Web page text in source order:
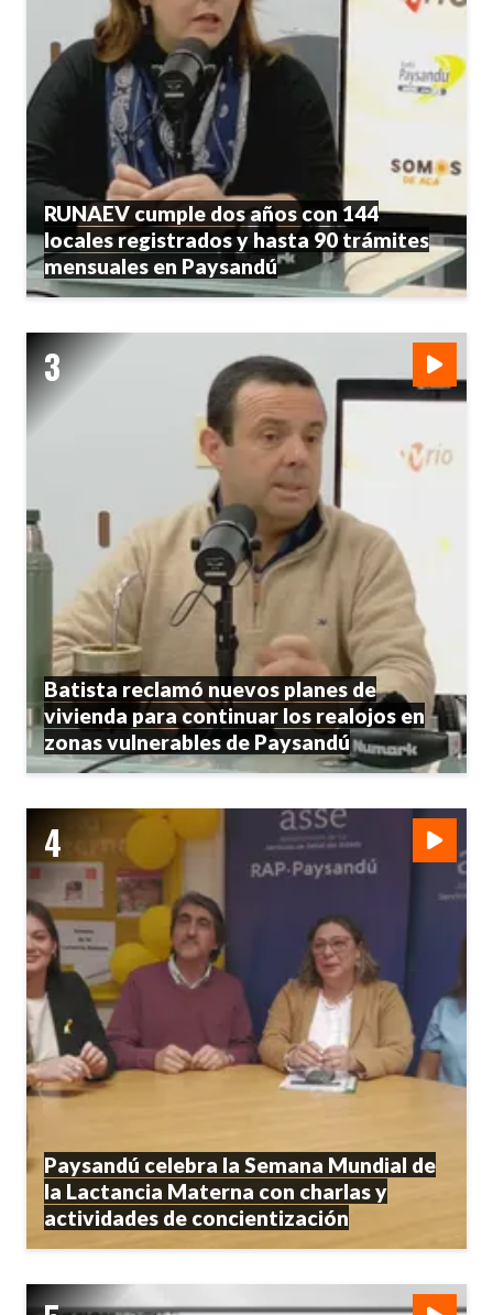
RUNAEV cumple dos años con 144
locales registrados y hasta 90 trámites
mensuales en Paysandú
Batista reclamó nuevos planes de
vivienda para continuar los realojos en
zonas vulnerables de Paysandú
Paysandú celebra la Semana Mundial de
la Lactancia Materna con charlas y
actividades de concientización